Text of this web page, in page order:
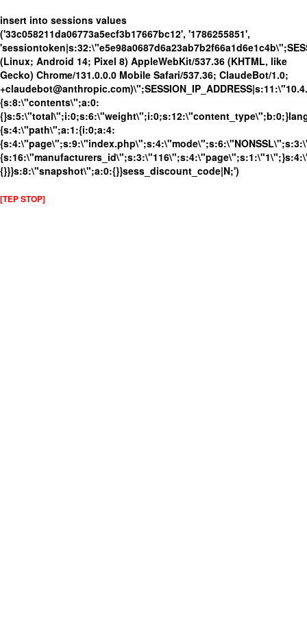
insert into sessions values
('33c058211da06773a5ecf3b17667bc12', '1786255851',
(Linux; Android 14; Pixel 8) AppleWebKit/537.36 (KHTML, like
Gecko) Chrome/131.0.0.0 Mobile Safari/537.36; ClaudeBot/1.0;
{s:8:\"contents\";a:0:
{s:4:\"path\";a:1:{i:0;a:4:
{}}}s:8:\"snapshot\";a:0:{}}sess_discount_code|N;')
[TEP STOP]